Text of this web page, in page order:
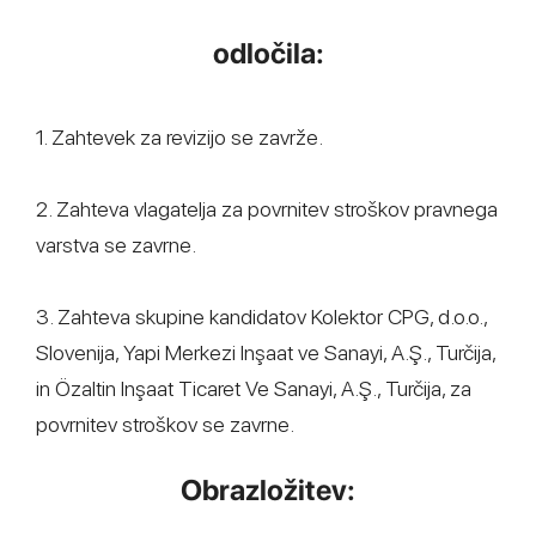
odločila:
1. Zahtevek za revizijo se zavrže.
2. Zahteva vlagatelja za povrnitev stroškov pravnega
varstva se zavrne.
3. Zahteva skupine kandidatov Kolektor CPG, d.o.o.,
Slovenija, Yapi Merkezi Inşaat ve Sanayi, A.Ş., Turčija,
in Ӧzaltin Inşaat Ticaret Ve Sanayi, A.Ş., Turčija, za
povrnitev stroškov se zavrne.
Obrazložitev: